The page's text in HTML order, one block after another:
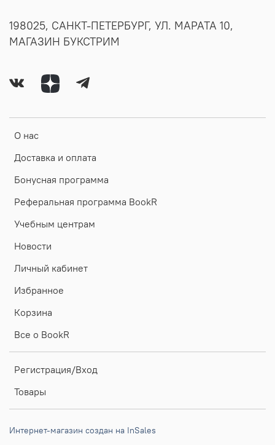
О нас
Доставка и оплата
Бонусная программа
Реферальная программа BookR
Учебным центрам
Новости
Личный кабинет
Избранное
Корзина
Все о BookR
Регистрация/Вход
Товары
198025, САНКТ-ПЕТЕРБУРГ, УЛ. МАРАТА 10,
МАГАЗИН БУКСТРИМ
Интернет-магазин создан на InSales